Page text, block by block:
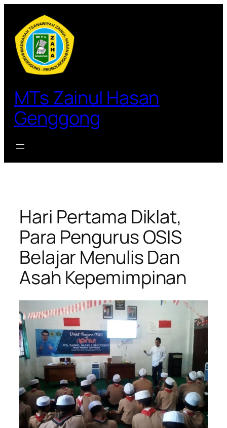
konten
MTs Zainul Hasan
Genggong
Hari Pertama Diklat,
Para Pengurus OSIS
Belajar Menulis Dan
Asah Kepemimpinan